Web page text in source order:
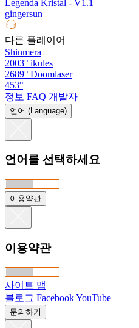
Legenda Kristal - V1.1
gingersun
다른 플레이어
Shinmera
2003° ikules
2689° Doomlaser
453°
정보 FAQ 개발자
언어 (Language)
언어를 선택하세요
이용약관
이용약관
사이트 맵
블로그 FacebookYouTube
문의하기